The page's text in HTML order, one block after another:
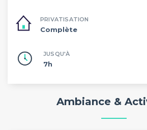
PRIVATISATION
Complète
JUSQU'À
7h
Ambiance &